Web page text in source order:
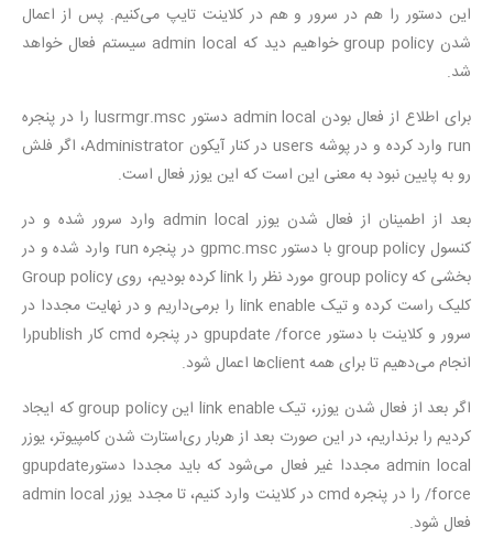
این دستور را هم در سرور و هم در کلاینت تایپ می‌کنیم. پس از اعمال
شدن group policy خواهیم دید که admin local سیستم فعال خواهد
شد.
برای اطلاع از فعال بودن admin local دستور lusrmgr.msc را در پنجره
run وارد کرده و در پوشه users در کنار آیکون Administrator، اگر فلش
رو به پایین نبود به معنی این است که این یوزر فعال است.
بعد از اطمینان از فعال شدن یوزر admin local وارد سرور شده و در
کنسول group policy با دستور gpmc.msc در پنجره run وارد شده و در
بخشی که group policy مورد نظر را link کرده بودیم، روی Group policy
کلیک راست کرده و تیک link enable را برمی‌داریم و در نهایت مجددا در
سرور و کلاینت با دستور gpupdate /force در پنجره cmd کار publishرا
انجام می‌دهیم تا برای همه client‌ها اعمال شود.
اگر بعد از فعال شدن یوزر، تیک link enable این group policy که ایجاد
کردیم را برنداریم، در این صورت بعد از هربار ری‌‌استارت شدن کامپیوتر، یوزر
admin local مجددا غیر فعال می‌شود که باید مجددا دستورgpupdate
/force را در پنجره cmd در کلاینت وارد کنیم، تا مجدد یوزر admin local
فعال شود.